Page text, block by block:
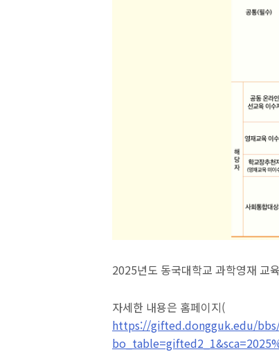
2025년도 동국대학교 과학영재 교
자세한 내용은 홈페이지(
https://gifted.dongguk.edu/